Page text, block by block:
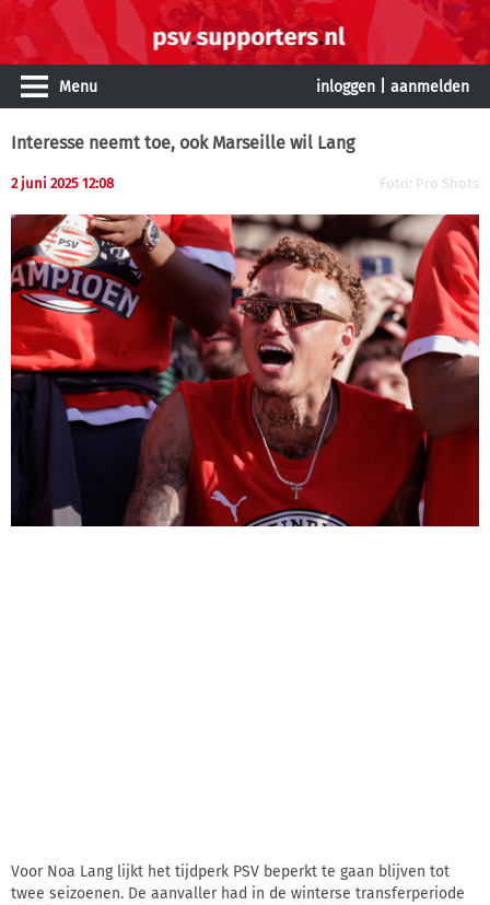
Menu inloggen aanmelden
Interesse neemt toe, ook Marseille wil Lang
2 juni 2025 12:08 Foto: Pro Shots
Voor Noa Lang lijkt het tijdperk PSV beperkt te gaan blijven tot
twee seizoenen. De aanvaller had in de winterse transferperiode